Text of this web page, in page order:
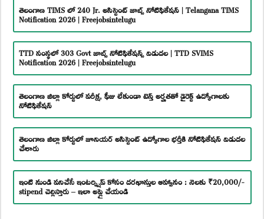
తెలంగాణ TIMS లో 240 Jr. అసిస్టెంట్ జాబ్స్ నోటిఫికేషన్ | Telangana TIMS
Notification 2026 | Freejobsintelugu
TTD సంస్థలో 303 Govt జాబ్స్ నోటిఫికేషన్స్ విడుదల | TTD SVIMS
Notification 2026 | Freejobsintelugu
తెలంగాణ జిల్లా కోర్టులో పరీక్ష, ఫీజు లేకుండా టెన్త్ అర్హతతో డైరెక్ట్ ఉద్యోగాలకు
నోటిఫికేషన్
తెలంగాణ జిల్లా కోర్టులో జూనియర్ అసిస్టెంట్ ఉద్యోగాల భర్తీకి నోటిఫికేషన్ విడుదల
చేశారు
ఇంటి నుండి పనిచేసే ఇంటర్న్షిప్ కోసం దరఖాస్తుల ఆహ్వానం : నెలకు ₹20,000/-
stipend చెల్లిస్తారు – ఇలా అప్లై చేయండి